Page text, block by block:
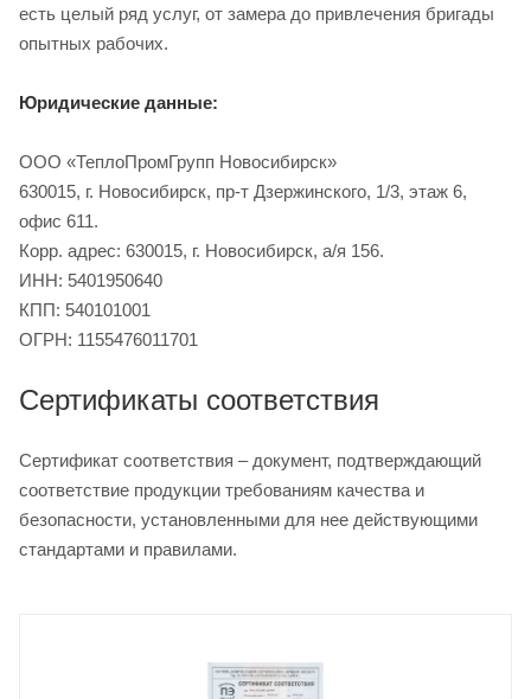
есть целый ряд услуг, от замера до привлечения бригады
опытных рабочих.
Юридические данные:
ООО «ТеплоПромГрупп Новосибирск»
630015, г. Новосибирск, пр-т Дзержинского, 1/3, этаж 6,
офис 611.
Корр. адрес: 630015, г. Новосибирск, а/я 156.
ИНН: 5401950640
КПП: 540101001
ОГРН: 1155476011701
Сертификаты соответствия
Сертификат соответствия – документ, подтверждающий
соответствие продукции требованиям качества и
безопасности, установленными для нее действующими
стандартами и правилами.